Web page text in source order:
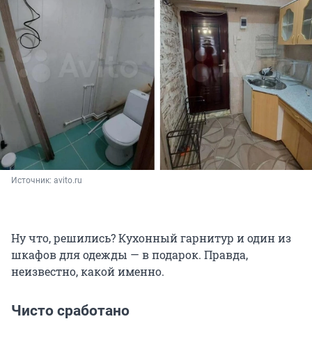
Источник: avito.ru
Ну что, решились? Кухонный гарнитур и один из
шкафов для одежды — в подарок. Правда,
неизвестно, какой именно.
Чисто сработано